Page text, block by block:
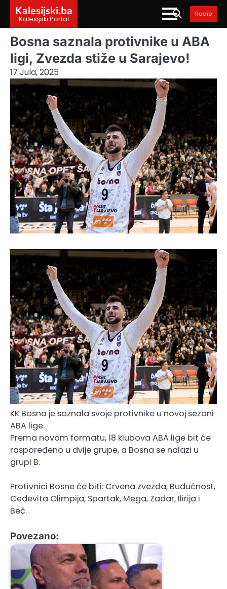
content
Kalesijski.ba
Kalesijski Portal
Radio
Bosna saznala protivnike u ABA
ligi, Zvezda stiže u Sarajevo!
17 Jula, 2025
KK Bosna je saznala svoje protivnike u novoj sezoni
ABA lige.
Prema novom formatu, 18 klubova ABA lige bit će
raspoređeno u dvije grupe, a Bosna se nalazi u
grupi B.
Protivnici Bosne će biti: Crvena zvezda, Budućnost,
Cedevita Olimpija, Spartak, Mega, Zadar, Ilirija i
Beč.
Povezano: